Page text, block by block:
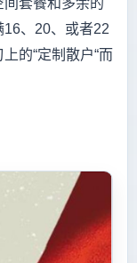
、20、或者22
的“定制散户“而